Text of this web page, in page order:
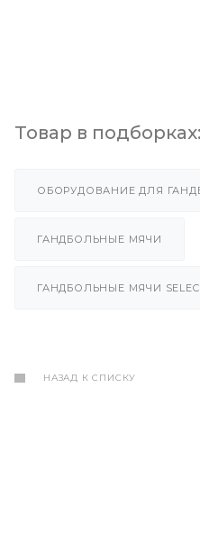
Товар в подборках:
ОБОРУДОВАНИЕ ДЛЯ
ГАНДБОЛЬНЫЕ МЯЧИ
ГАНДБОЛЬНЫЕ МЯЧИ
НАЗАД К СПИСКУ